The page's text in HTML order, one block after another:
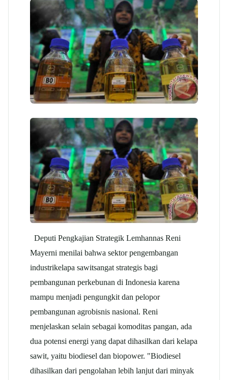
Deputi Pengkajian Strategik Lemhannas Reni
Mayerni menilai bahwa sektor pengembangan
industrikelapa sawitsangat strategis bagi
pembangunan perkebunan di Indonesia karena
mampu menjadi pengungkit dan pelopor
pembangunan agrobisnis nasional. Reni
menjelaskan selain sebagai komoditas pangan, ada
dua potensi energi yang dapat dihasilkan dari kelapa
sawit, yaitu biodiesel dan biopower. "Biodiesel
dihasilkan dari pengolahan lebih lanjut dari minyak